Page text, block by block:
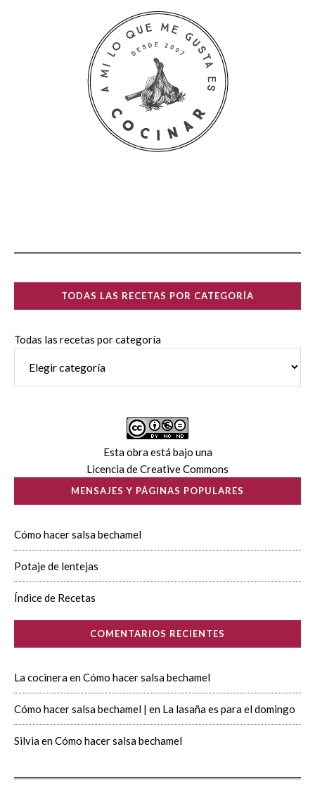
TODAS LAS RECETAS POR CATEGORÍA
Todas las recetas por categoría
Esta obra está bajo una
Licencia de Creative Commons
MENSAJES Y PÁGINAS POPULARES
Cómo hacer salsa bechamel
Potaje de lentejas
Índice de Recetas
COMENTARIOS RECIENTES
La cocineraenCómo hacer salsa bechamel
Cómo hacer salsa bechamel | en La lasaña es para el domingo
SilviaenCómo hacer salsa bechamel